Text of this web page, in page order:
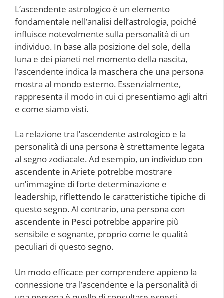
L’ascendente astrologico è un elemento
fondamentale nell’analisi dell’astrologia, poiché
influisce notevolmente sulla personalità di un
individuo. In base alla posizione del sole, della
luna e dei pianeti nel momento della nascita,
l’ascendente indica la maschera che una persona
mostra al mondo esterno. Essenzialmente,
rappresenta il modo in cui ci presentiamo agli altri
e come siamo visti.
La relazione tra l’ascendente astrologico e la
personalità di una persona è strettamente legata
al segno zodiacale. Ad esempio, un individuo con
ascendente in Ariete potrebbe mostrare
un’immagine di forte determinazione e
leadership, riflettendo le caratteristiche tipiche di
questo segno. Al contrario, una persona con
ascendente in Pesci potrebbe apparire più
sensibile e sognante, proprio come le qualità
peculiari di questo segno.
Un modo efficace per comprendere appieno la
connessione tra l’ascendente e la personalità di